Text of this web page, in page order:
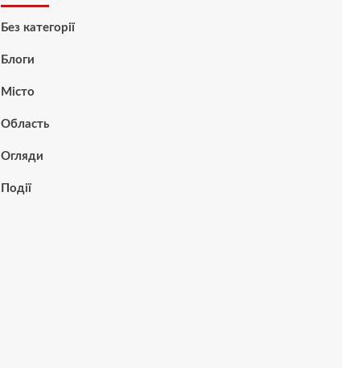
Без категорії
Блоги
Місто
Область
Огляди
Події